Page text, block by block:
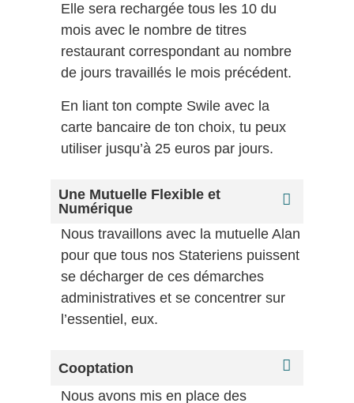
Elle sera rechargée tous les 10 du
mois avec le nombre de titres
restaurant correspondant au nombre
de jours travaillés le mois précédent.
En liant ton compte Swile avec la
carte bancaire de ton choix, tu peux
utiliser jusqu’à 25 euros par jours.
Une Mutuelle Flexible et
Numérique
Nous travaillons avec la mutuelle Alan
pour que tous nos Stateriens puissent
se décharger de ces démarches
administratives et se concentrer sur
l’essentiel, eux.
Cooptation
Nous avons mis en place des